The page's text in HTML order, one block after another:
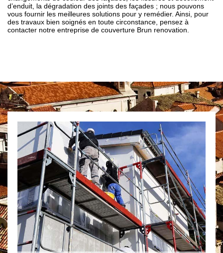
d’enduit, la dégradation des joints des façades ; nous pouvons
vous fournir les meilleures solutions pour y remédier. Ainsi, pour
des travaux bien soignés en toute circonstance, pensez à
contacter notre entreprise de couverture Brun renovation.